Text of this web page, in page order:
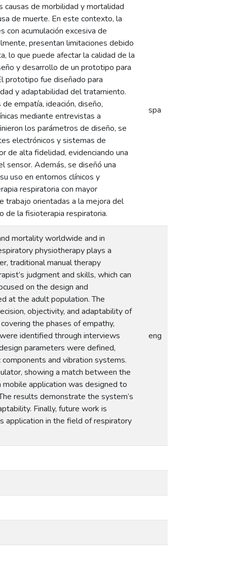
causas de morbilidad y mortalidad
de muerte. En este contexto, la
con acumulación excesiva de
presentan limitaciones debido
lo que puede afectar la calidad de la
y desarrollo de un prototipo para
prototipo fue diseñado para
y adaptabilidad del tratamiento.
empatía, ideación, diseño,
mediante entrevistas a
los parámetros de diseño, se
electrónicos y sistemas de
de alta fidelidad, evidenciando una
sensor. Además, se diseñó una
uso en entornos clínicos y
respiratoria con mayor
trabajo orientadas a la mejora del
de la fisioterapia respiratoria.
spa
mortality worldwide and in
physiotherapy plays a
traditional manual therapy
judgment and skills, which can
on the design and
at the adult population. The
objectivity, and adaptability of
the phases of empathy,
identified through interviews
parameters were defined,
and vibration systems.
showing a match between the
application was designed to
results demonstrate the system’s
Finally, future work is
application in the field of respiratory
eng